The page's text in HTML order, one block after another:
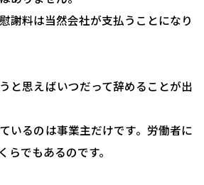
謝料は当然会社が支払うことになり
と思えばいつだって辞めることが出
いるのは事業主だけです。労働者に
らでもあるのです。